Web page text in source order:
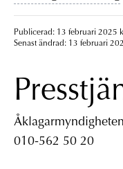
Publicerad: 13 februari 2025
Senast ändrad: 13 februari
010-562 50 20